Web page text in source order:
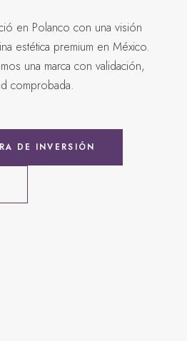
en Polanco con una visión
estética premium en México.
una marca con validación,
comprobada.
DE INVERSIÓN